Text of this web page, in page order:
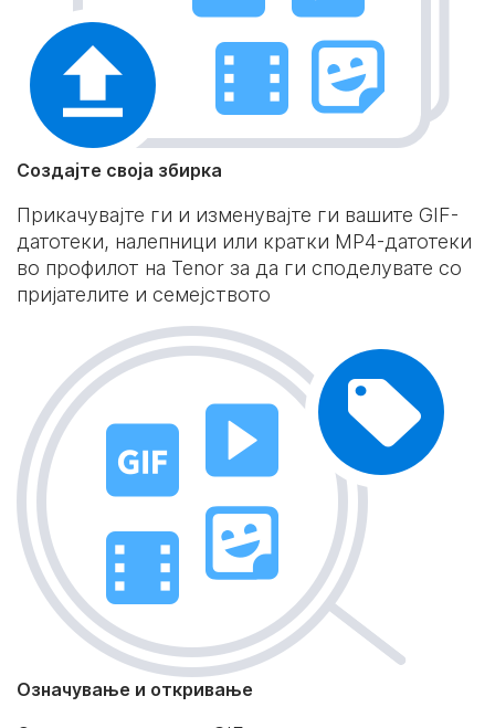
Создајте своја збирка
Прикачувајте ги и изменувајте ги вашите GIF-
датотеки, налепници или кратки MP4-датотеки
во профилот на Tenor за да ги споделувате со
пријателите и семејството
Означување и откривање